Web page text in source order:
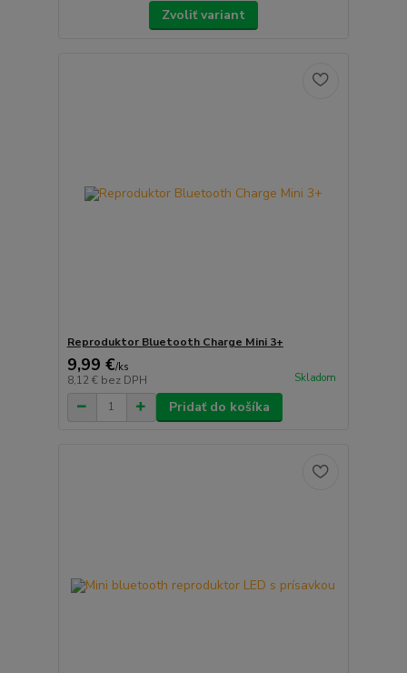
Zvoliť variant
Reproduktor Bluetooth Charge Mini 3+
9,99 €/ks
8,12 € bez DPH Skladom
Pridať do košíka